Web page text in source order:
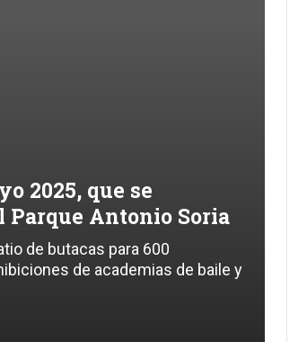
2025, que se
Parque Antonio Soria
de butacas para 600
de academias de baile y